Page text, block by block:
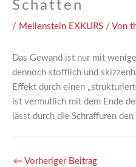
Schatten
/ Meilenstein EXKURS / Von
Das Gewand ist nur mit
dennoch stofflich und
Effekt durch einen
ist vermutlich mit dem Ende
lässt durch die Schraffuren
← Vorheriger Beitrag